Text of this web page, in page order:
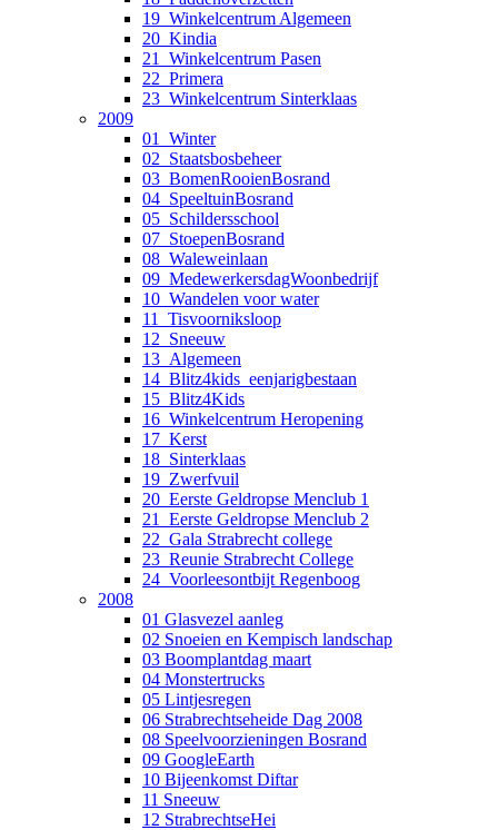
19_Winkelcentrum Algemeen
20_Kindia
21_Winkelcentrum Pasen
22_Primera
23_Winkelcentrum Sinterklaas
2009
01_Winter
02_Staatsbosbeheer
03_BomenRooienBosrand
04_SpeeltuinBosrand
05_Schildersschool
07_StoepenBosrand
08_Waleweinlaan
09_MedewerkersdagWoonbedrijf
10_Wandelen voor water
11_Tisvoorniksloop
12_Sneeuw
13_Algemeen
14_Blitz4kids_eenjarigbestaan
15_Blitz4Kids
16_Winkelcentrum Heropening
17_Kerst
18_Sinterklaas
19_Zwerfvuil
20_Eerste Geldropse Menclub 1
21_Eerste Geldropse Menclub 2
22_Gala Strabrecht college
23_Reunie Strabrecht College
24_Voorleesontbijt Regenboog
2008
01 Glasvezel aanleg
02 Snoeien en Kempisch landschap
03 Boomplantdag maart
04 Monstertrucks
05 Lintjesregen
06 Strabrechtseheide Dag 2008
08 Speelvoorzieningen Bosrand
09 GoogleEarth
10 Bijeenkomst Diftar
11 Sneeuw
12 StrabrechtseHei